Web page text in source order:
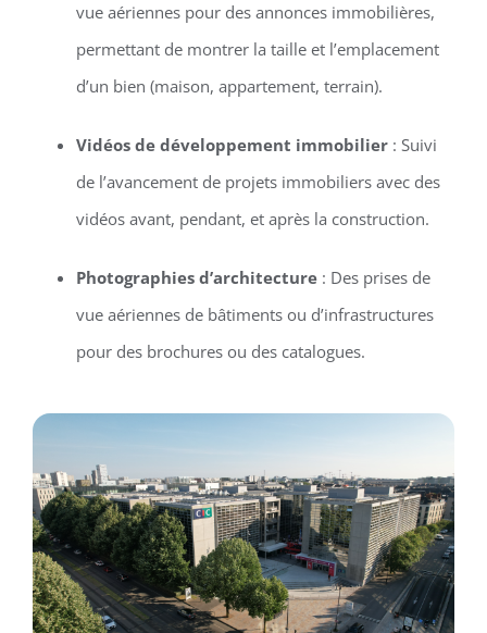
vue aériennes pour des annonces immobilières,
permettant de montrer la taille et l’emplacement
d’un bien (maison, appartement, terrain).
Vidéos de développement immobilier: Suivi
de l’avancement de projets immobiliers avec des
vidéos avant, pendant, et après la construction.
Photographies d’architecture: Des prises de
vue aériennes de bâtiments ou d’infrastructures
pour des brochures ou des catalogues.